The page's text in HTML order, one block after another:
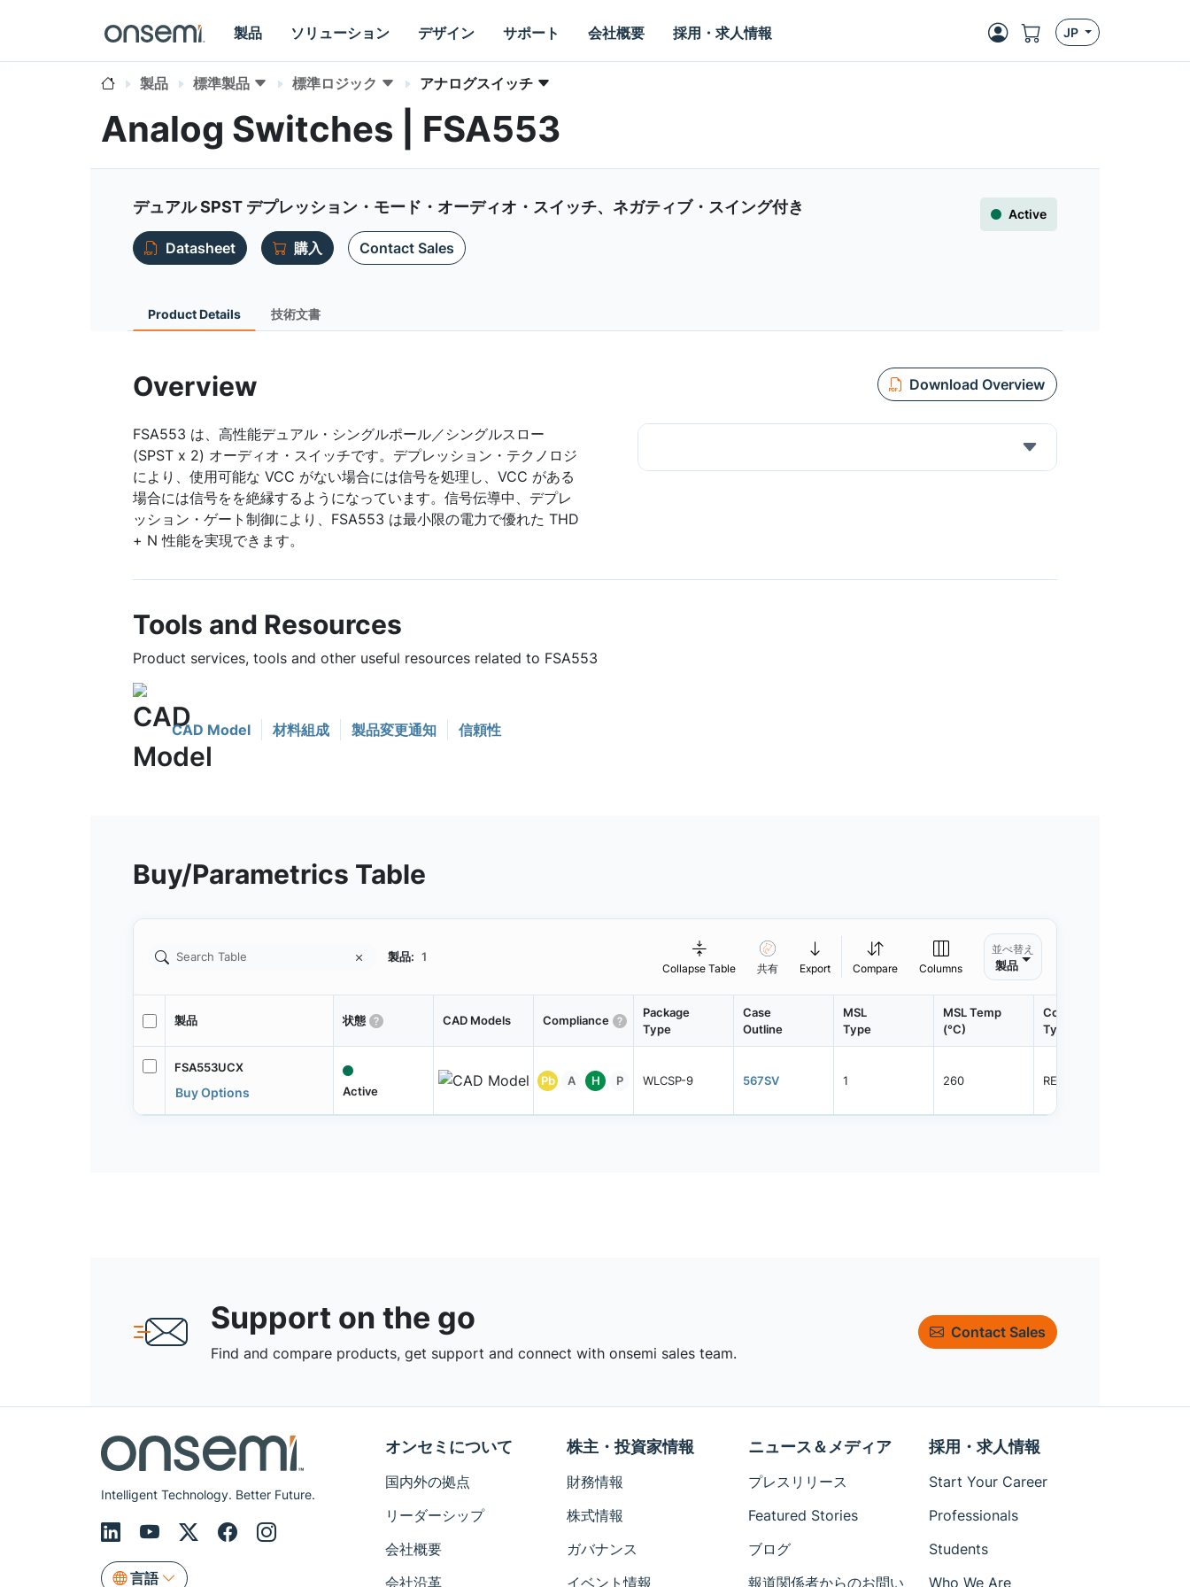
製品 ソリューション デザイン サポート 会社概要 採用・求人情報 JP
製品 標準製品 標準ロジック アナログスイッチ
Analog Switches | FSA553
デュアル SPST デプレッション・モード・オーディオ・スイッチ、ネガティブ・スイング付き Active
Datasheet 購入 Contact Sales
Product Details 技術文書
Overview Download Overview
FSA553 は、高性能デュアル・シングルポール／シングルスロー
(SPST x 2) オーディオ・スイッチです。デプレッション・テクノロジ
により、使用可能な VCC がない場合には信号を処理し、VCC がある
場合には信号をを絶縁するようになっています。信号伝導中、デプレ
ッション・ゲート制御により、FSA553 は最小限の電力で優れた THD
+ N 性能を実現できます。
Tools and Resources
Product services, tools and other useful resources related to FSA553
CAD Model 材料組成 製品変更通知 信頼性
Buy/Parametrics Table
製品: 1
Collapse Table 共有 Export Compare Columns
並べ替え
製品
製品 状態 CAD Models Compliance
Package
Type
Case
Outline
MSL
Type
MSL Temp
(°C)
Container
Type
FSA553UCX
Buy Options Active
Pb A H P WLCSP-9 567SV 1 260 REEL
Support on the go
Find and compare products, get support and connect with onsemi sales team.
Contact Sales
Intelligent Technology. Better Future.
言語
オンセミについて
国内外の拠点
リーダーシップ
会社概要
会社沿革
株主・投資家情報
財務情報
株式情報
ガバナンス
イベント情報
ニュース＆メディア
プレスリリース
Featured Stories
ブログ
報道関係者からのお問い
採用・求人情報
Start Your Career
Professionals
Students
Who We Are